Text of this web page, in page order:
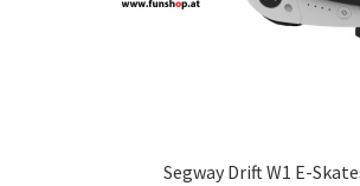
Segway Drift W1 E-